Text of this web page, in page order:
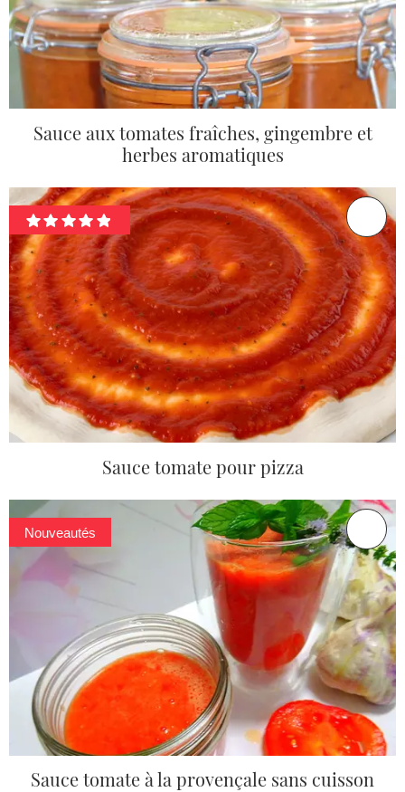
Sauce aux tomates fraîches, gingembre et
herbes aromatiques
Sauce tomate pour pizza
Nouveautés
Sauce tomate à la provençale sans cuisson